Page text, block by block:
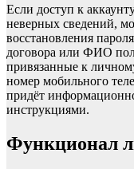
Если доступ к
неверных сведений,
восстановления
договора или ФИО
привязанные к
номер мобильного
придёт
инструкциями.
Функционал